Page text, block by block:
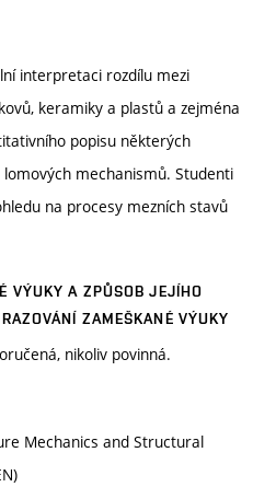
interpretaci rozdílu mezi
keramiky a plastů a zejména
popisu některých
mechanismů. Studenti
na procesy mezních stavů
VÝUKY A ZPŮSOB JEJÍHO
ZAMEŠKANÉ VÝUKY
nikoliv povinná.
Mechanics and Structural